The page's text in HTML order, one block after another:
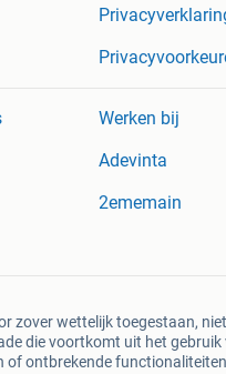
Werken bij
Adevinta
2ememain
zover wettelijk toegestaan,
die voortkomt uit het gebruik
of ontbrekende